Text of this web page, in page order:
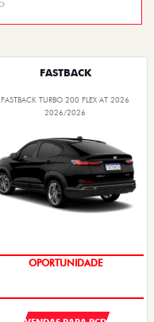
FASTBACK
FASTBACK TURBO 200 FLEX AT 2026
2026/2026
OPORTUNIDADE